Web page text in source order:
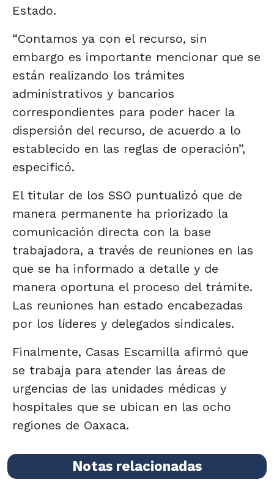
Estado.
“Contamos ya con el recurso, sin
embargo es importante mencionar que se
están realizando los trámites
administrativos y bancarios
correspondientes para poder hacer la
dispersión del recurso, de acuerdo a lo
establecido en las reglas de operación”,
especificó.
El titular de los SSO puntualizó que de
manera permanente ha priorizado la
comunicación directa con la base
trabajadora, a través de reuniones en las
que se ha informado a detalle y de
manera oportuna el proceso del trámite.
Las reuniones han estado encabezadas
por los líderes y delegados sindicales.
Finalmente, Casas Escamilla afirmó que
se trabaja para atender las áreas de
urgencias de las unidades médicas y
hospitales que se ubican en las ocho
regiones de Oaxaca.
Notas relacionadas